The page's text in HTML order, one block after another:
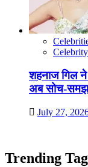
शहनाज गिल ने
अब सोच-
July 27,
Trending